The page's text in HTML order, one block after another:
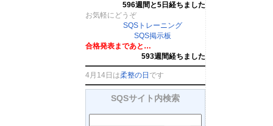
596週間と5日経ちました
お気軽にどうぞ
SQSトレーニング
SQS掲示板
合格発表まであと…
593週間経ちました
4月14日は柔整の日 です
SQSサイト内検索